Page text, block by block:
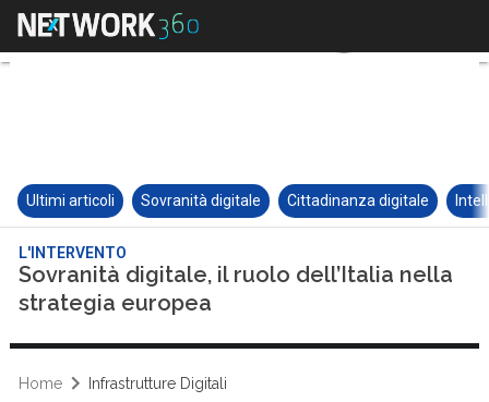
Ultimi articoli Sovranità digitale Cittadinanza digitale
L'INTERVENTO
Sovranità digitale, il ruolo dell’Italia nella
strategia europea
Home Infrastrutture Digitali